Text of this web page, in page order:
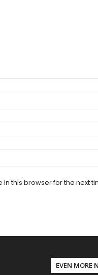
this browser for the next
EVEN MORE